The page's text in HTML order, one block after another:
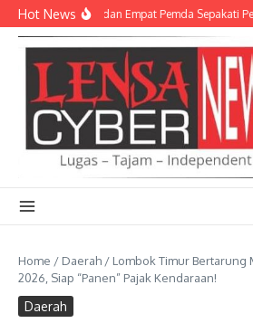
Lewati ke konten
Hot NewsTNI AD dan Empat Pemda Sepakati
Home / Daerah / Lombok Timur Bertarung
2026, Siap “Panen” Pajak Kendaraan!
Daerah